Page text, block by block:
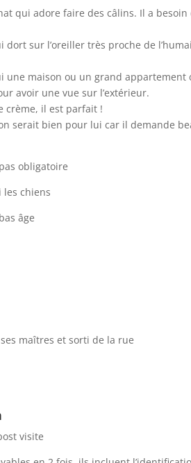
qui adore faire des câlins. Il a
dort sur l’oreiller très proche de
une maison ou un grand
avoir une vue sur l’extérieur.
crème, il est parfait !
serait bien pour lui car il demande
obligatoire
les chiens
âge
maîtres et sorti de la rue
visite